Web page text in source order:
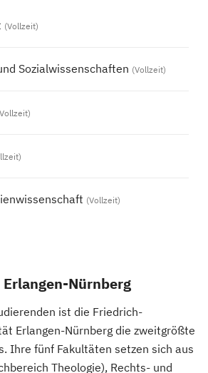
(Vollzeit)
Sozialwissenschaften (Vollzeit)
(Vollzeit)
Nürnberg
ist die Friedrich-
Erlangen-Nürnberg die zweitgrößte
Ihre fünf Fakultäten setzen sich aus
Theologie), Rechts- und